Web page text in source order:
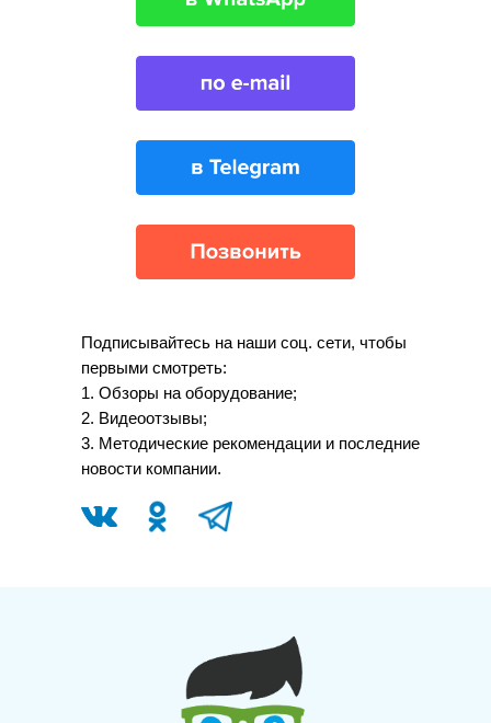
Подписывайтесь на наши соц. сети, чтобы
первыми смотреть:
1. Обзоры на оборудование;
2. Видеоотзывы;
3. Методические рекомендации и последние
новости компании.